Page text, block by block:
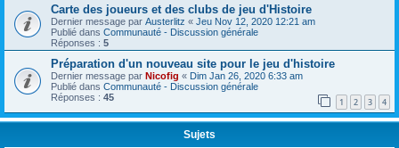
Carte des joueurs et des clubs de jeu d'Histoire
Dernier message par Austerlitz « Jeu Nov 12, 2020 12:21 am
Publié dans Communauté - Discussion générale
Réponses : 5
Préparation d'un nouveau site pour le jeu d'histoire
Dernier message par Nicofig « Dim Jan 26, 2020 6:33 am
Publié dans Communauté - Discussion générale
Réponses : 45 1 2 3 4
Sujets